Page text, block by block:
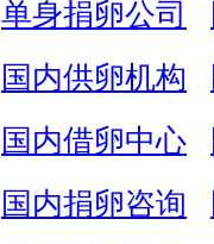
单身捐卵公司
国内供卵机构
国内借卵中心
国内捐卵咨询